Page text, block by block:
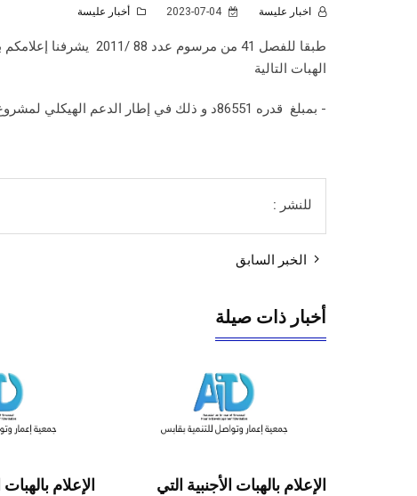
اخبار عليسة 2023-07-04 أخبار عليسة
طبقا للفصل 41 من
الهبات التالية
- بمبلغ قدره 86551د و ذلك في إطار الدعم الهيكلي لمشروع ROSE الممول من
للنشر :
الخبر السابق
أخبار ذات صيلة
الإعلام
الإعلام بالهبات الأجنبية التي